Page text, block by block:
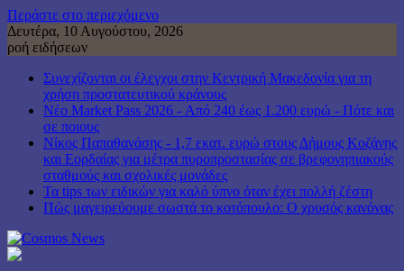
Περάστε στο περιεχόμενο
Δευτέρα, 10 Αυγούστου, 2026
ροή ειδήσεων
Συνεχίζονται οι έλεγχοι στην Κεντρική Μακεδονία για τη
χρήση προστατευτικού κράνους
Νέο Market Pass 2026 - Από 240 έως 1.200 ευρώ - Πότε και
σε ποιους
Νίκος Παπαθανάσης - 1,7 εκατ. ευρώ στους Δήμους Κοζάνης
και Εορδαίας για μέτρα πυροπροστασίας σε βρεφονηπιακούς
σταθμούς και σχολικές μονάδες
Τα tips των ειδικών για καλό ύπνο όταν έχει πολλή ζέστη
Πώς μαγειρεύουμε σωστά το κοτόπουλο: Ο χρυσός κανόνας